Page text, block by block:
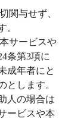
関与せず、
。
サービスや
条第3項に
成年者にと
とします。
人の場合は
ービスや本